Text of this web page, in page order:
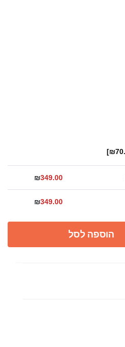
₪349.00
₪349.00
הוספה לסל